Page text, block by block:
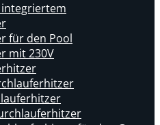
für den Pool
mit 230V